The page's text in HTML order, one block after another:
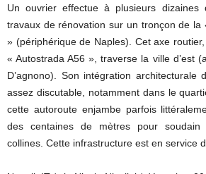
Un ouvrier effectue à plusieurs
travaux de rénovation sur un tronçon de la
» (périphérique de Naples). Cet axe
« Autostrada A56 », traverse la ville d’est
D’agnono). Son intégration architecturale
assez discutable, notamment dans le
cette autoroute enjambe parfois
des centaines de mètres pour soudain
collines. Cette infrastructure est en service